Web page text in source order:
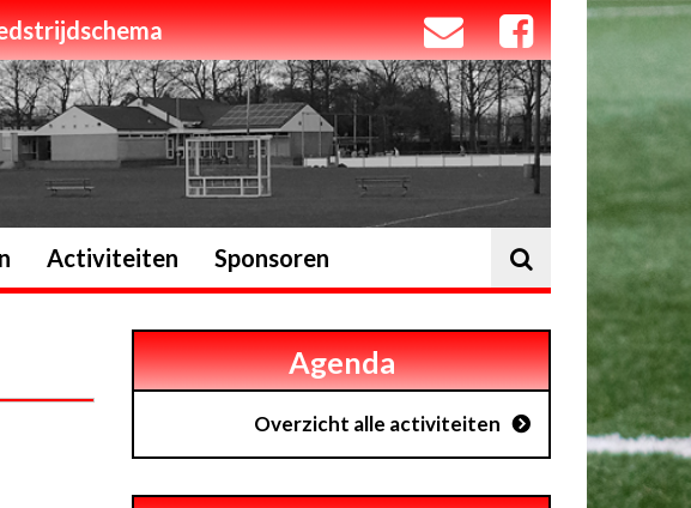
Activiteiten Sponsoren
Agenda
Overzicht alle activiteiten